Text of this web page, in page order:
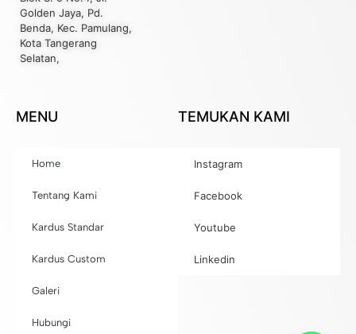
Golden Jaya, Pd.
Benda, Kec. Pamulang,
Kota Tangerang
Selatan,
MENU
Home
Tentang Kami
Kardus Standar
Kardus Custom
Galeri
Hubungi
TEMUKAN KAMI
Instagram
Facebook
Youtube
Linkedin